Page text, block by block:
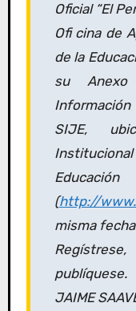
Oficial “El
Ofi cina de
de la
su
SIJE,
Educación
(http://
misma
publíquese.
JAIME